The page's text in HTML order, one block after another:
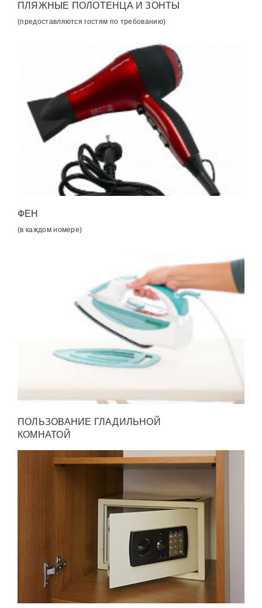
ПЛЯЖНЫЕ ПОЛОТЕНЦА И ЗОНТЫ
(предоставляются гостям по требованию)
ФЕН
(в каждом номере)
ПОЛЬЗОВАНИЕ ГЛАДИЛЬНОЙ
КОМНАТОЙ